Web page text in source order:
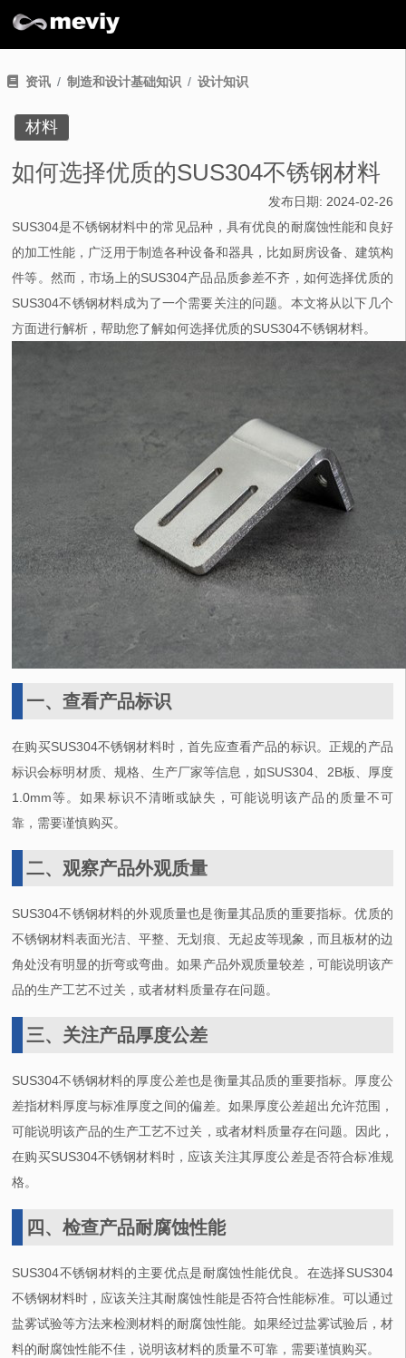
资讯 制造和设计基础知识 设计知识
材料
如何选择优质的SUS304不锈钢材料
发布日期: 2024-02-26
SUS304是不锈钢材料中的常见品种，具有优良的耐腐蚀性能和良好
的加工性能，广泛用于制造各种设备和器具，比如厨房设备、建筑构
件等。然而，市场上的SUS304产品品质参差不齐，如何选择优质的
SUS304不锈钢材料成为了一个需要关注的问题。本文将从以下几个
方面进行解析，帮助您了解如何选择优质的SUS304不锈钢材料。
一、查看产品标识
在购买SUS304不锈钢材料时，首先应查看产品的标识。正规的产品
标识会标明材质、规格、生产厂家等信息，如SUS304 2B板、厚度
1.0mm等。如果标识不清晰或缺失，可能说明该产品的质量不可
靠，需要谨慎购买。
二、观察产品外观质量
SUS304不锈钢材料的外观质量也是衡量其品质的重要指标。优质的
不锈钢材料表面光洁、平整、无划痕、无起皮等现象，而且板材的边
角处没有明显的折弯或弯曲。如果产品外观质量较差，可能说明该产
品的生产工艺不过关，或者材料质量存在问题。
三、关注产品厚度公差
SUS304不锈钢材料的厚度公差也是衡量其品质的重要指标。厚度公
差指材料厚度与标准厚度之间的偏差。如果厚度公差超出允许范围，
可能说明该产品的生产工艺不过关，或者材料质量存在问题。因此，
在购买SUS304不锈钢材料时，应该关注其厚度公差是否符合标准规
格。
四、检查产品耐腐蚀性能
SUS304不锈钢材料的主要优点是耐腐蚀性能优良。在选择SUS304
不锈钢材料时，应该关注其耐腐蚀性能是否符合性能标准。可以通过
盐雾试验等方法来检测材料的耐腐蚀性能。如果经过盐雾试验后，材
料的耐腐蚀性能不佳，说明该材料的质量不可靠，需要谨慎购买。